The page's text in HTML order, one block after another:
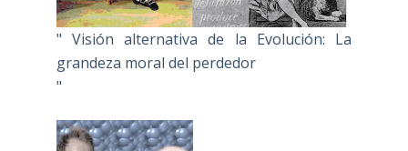
" Visión alternativa de la Evolución: La
grandeza moral del perdedor
"